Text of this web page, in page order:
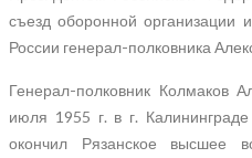
съезд оборонной
России генерал-полковника
Генерал-полковник Колмаков
июля 1955 г. в г.
окончил Рязанское высшее